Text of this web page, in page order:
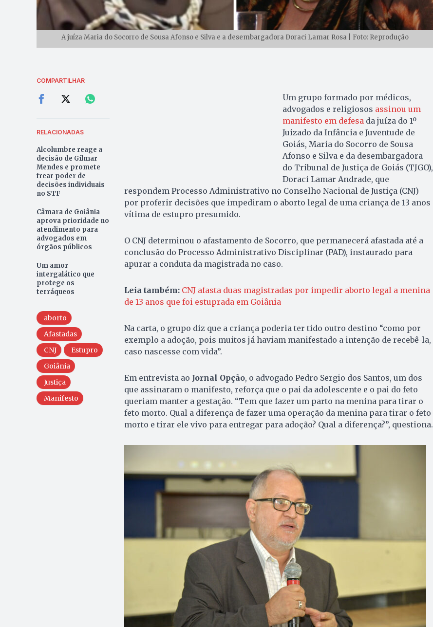
A juíza Maria do Socorro de Sousa Afonso e Silva e a desembargadora Doraci Lamar Rosa | Foto: Reprodução
COMPARTILHAR
RELACIONADAS
Alcolumbre reage a
decisão de Gilmar
Mendes e promete
frear poder de
decisões individuais
no STF
Câmara de Goiânia
aprova prioridade no
atendimento para
advogados em
órgãos públicos
Um amor
intergalático que
protege os
terráqueos
aborto
Afastadas
CNJ
Estupro
Goiânia
Justiça
Manifesto
Um grupo formado por médicos,
advogados e religiosos assinou um
manifesto em defesada juíza do 1º
Juizado da Infância e Juventude de
Goiás, Maria do Socorro de Sousa
Afonso e Silva e da desembargadora
do Tribunal de Justiça de Goiás (TJGO),
Doraci Lamar Andrade, que
respondem Processo Administrativo no Conselho Nacional de Justiça (CNJ)
por proferir decisões que impediram o aborto legal de uma criança de 13 anos
vítima de estupro presumido.
O CNJ determinou o afastamento de Socorro, que permanecerá afastada até a
conclusão do Processo Administrativo Disciplinar (PAD), instaurado para
apurar a conduta da magistrada no caso.
Leia também: CNJ afasta duas magistradas por impedir aborto legal a menina
de 13 anos que foi estuprada em Goiânia
Na carta, o grupo diz que a criança poderia ter tido outro destino “como por
exemplo a adoção, pois muitos já haviam manifestado a intenção de recebê-la,
caso nascesse com vida”.
Em entrevista ao Jornal Opção, o advogado Pedro Sergio dos Santos, um dos
que assinaram o manifesto, reforça que o pai da adolescente e o pai do feto
queriam manter a gestação. “Tem que fazer um parto na menina para tirar o
feto morto. Qual a diferença de fazer uma operação da menina para tirar o feto
morto e tirar ele vivo para entregar para adoção? Qual a diferença?”, questiona.